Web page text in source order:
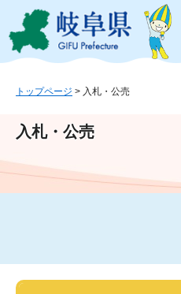
ジ
ュ
文
このペー
トップページ > 入札・公売
入札・公売